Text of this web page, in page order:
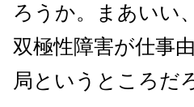
ろうか。まあいい
双極性障害が仕事
局というところだ